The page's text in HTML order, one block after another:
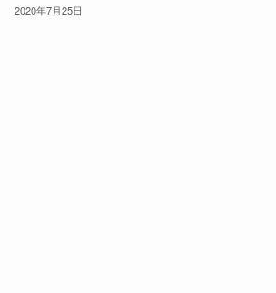
2020年7月25日